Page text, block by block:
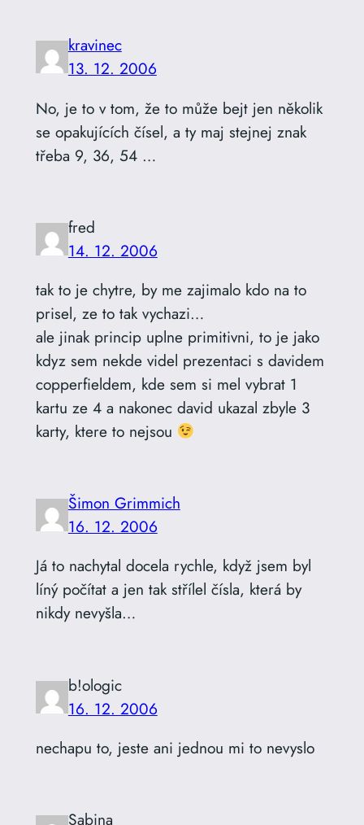
kravinec
13. 12. 2006
No, je to v tom, že to může bejt jen několik
se opakujících čísel, a ty maj stejnej znak
třeba 9, 36, 54 …
fred
14. 12. 2006
tak to je chytre, by me zajimalo kdo na to
prisel, ze to tak vychazi…
ale jinak princip uplne primitivni, to je jako
kdyz sem nekde videl prezentaci s davidem
copperfieldem, kde sem si mel vybrat 1
kartu ze 4 a nakonec david ukazal zbyle 3
karty, ktere to nejsou
Šimon Grimmich
16. 12. 2006
Já to nachytal docela rychle, když jsem byl
líný počítat a jen tak střílel čísla, která by
nikdy nevyšla…
b!ologic
16. 12. 2006
nechapu to, jeste ani jednou mi to nevyslo
Sabina